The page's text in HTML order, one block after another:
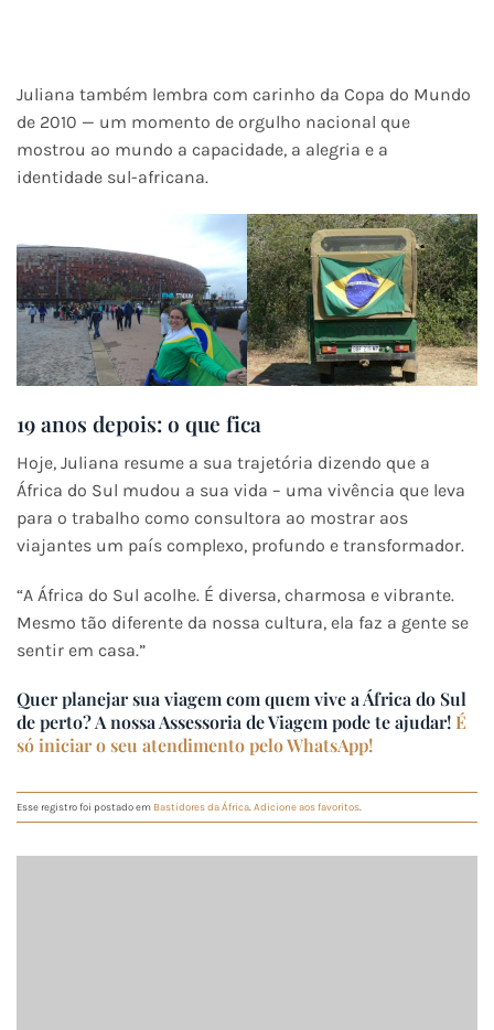
Juliana também lembra com carinho da Copa do Mundo
de 2010 — um momento de orgulho nacional que
mostrou ao mundo a capacidade, a alegria e a
identidade sul-africana.
19 anos depois: o que fica
Hoje, Juliana resume a sua trajetória dizendo que a
África do Sul mudou a sua vida – uma vivência que leva
para o trabalho como consultora ao mostrar aos
viajantes um país complexo, profundo e transformador.
“A África do Sul acolhe. É diversa, charmosa e vibrante.
Mesmo tão diferente da nossa cultura, ela faz a gente se
sentir em casa.”
Quer planejar sua viagem com quem vive a África do Sul
de perto? A nossa Assessoria de Viagem pode te ajudar!É
só iniciar o seu atendimento pelo WhatsApp!
Esse registro foi postado em Bastidores da África Adicione aos favoritos